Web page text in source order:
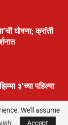
घोषणा; क्रांती
३’च्या पहिल्या
We'll assume
Accept